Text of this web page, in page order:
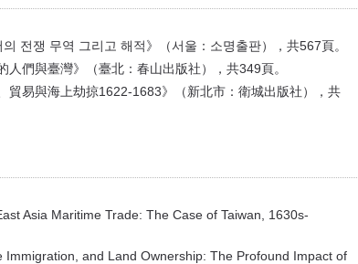
전쟁 무역 그리고 해적》（서울：소명출판），共567頁。
們與臺灣》（臺北：春山出版社），共349頁。
易與海上劫掠1622-1683》（新北市：衛城出版社），共
Asia Maritime Trade: The Case of Taiwan, 1630s-
and Land Ownership: The Profound Impact of